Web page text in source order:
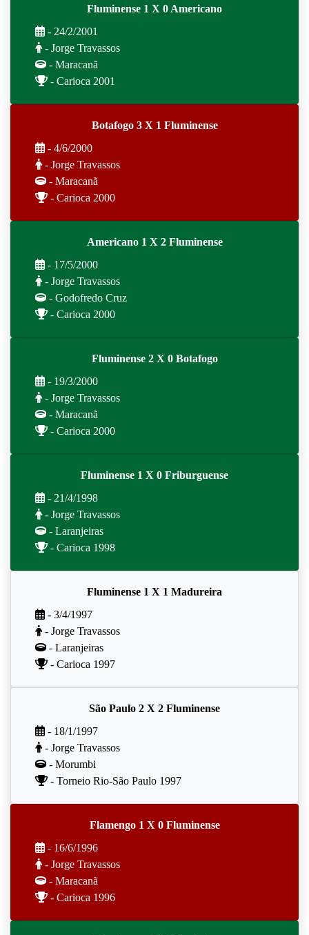
Fluminense 1 X 0 Americano
- 24/2/2001
- Jorge Travassos
- Maracanã
- Carioca 2001
Botafogo 3 X 1 Fluminense
- 4/6/2000
- Jorge Travassos
- Maracanã
- Carioca 2000
Americano 1 X 2 Fluminense
- 17/5/2000
- Jorge Travassos
- Godofredo Cruz
- Carioca 2000
Fluminense 2 X 0 Botafogo
- 19/3/2000
- Jorge Travassos
- Maracanã
- Carioca 2000
Fluminense 1 X 0 Friburguense
- 21/4/1998
- Jorge Travassos
- Laranjeiras
- Carioca 1998
Fluminense 1 X 1 Madureira
- 3/4/1997
- Jorge Travassos
- Laranjeiras
- Carioca 1997
São Paulo 2 X 2 Fluminense
- 18/1/1997
- Jorge Travassos
- Morumbi
- Torneio Rio-São Paulo 1997
Flamengo 1 X 0 Fluminense
- 16/6/1996
- Jorge Travassos
- Maracanã
- Carioca 1996